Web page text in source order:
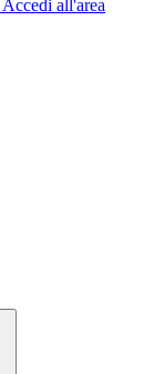
Accedi all'area